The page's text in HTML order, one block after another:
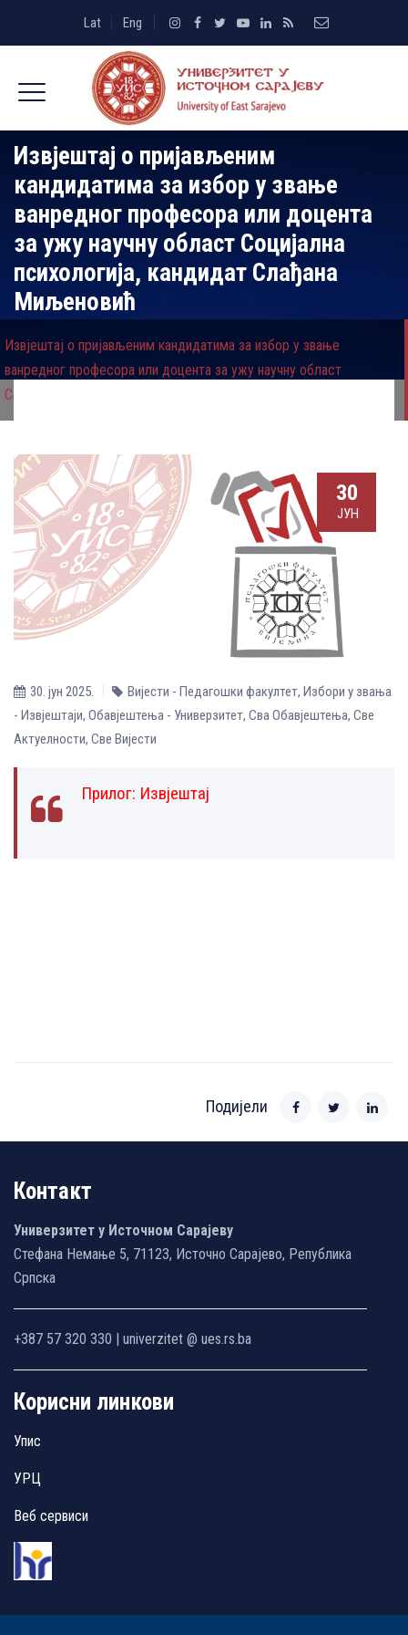
Lat Eng
Извјештај о пријављеним
кандидатима за избор у звање
ванредног професора или доцента
за ужу научну област Социјална
психологија, кандидат Слађана
Миљеновић
Извјештај о пријављеним кандидатима за избор у звање
ванредног професора или доцента за ужу научну област
Социјална психологија, кандидат Слађана Миљеновић
30
ЈУН
30. јун 2025. Вијести - Педагошки факултет, Избори у звања
- Извјештаји, Обавјештења - Универзитет, Сва Обавјештења, Све
Aктуелности, Све Вијести
Прилог: Извјештај
Подијели
Контакт
Универзитет у Источном Сарајеву
Стефана Немање 5, 71123, Источно Сарајево, Република
Српска
+387 57 320 330 | univerzitet @ ues.rs.ba
Корисни линкови
Упис
УРЦ
Веб сервиси